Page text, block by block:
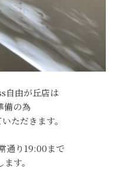
自由が丘店は
備の為
ただきます。
通り19:00まで
す。